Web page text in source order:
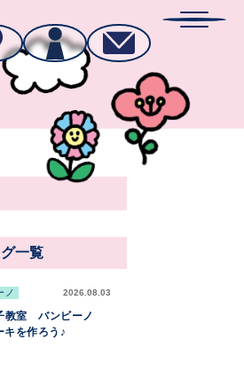
一覧
ノ 2026.08.03
教室 バンビーノ
を作ろう♪